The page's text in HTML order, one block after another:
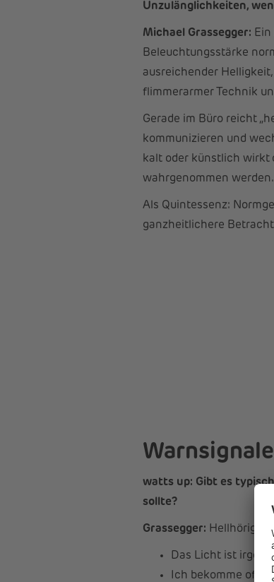
Unzulänglichkeiten,
Michael Grassegger:
Beleuchtungsstärke
ausreichender
flimmerarmer Technik
Gerade im Büro reicht
kommunizieren und
kalt oder künstlich wirkt
wahrgenommen werden.
Als Quintessenz:
ganzheitlichere
watts up: Gibt es
sollte?
Grassegger: Hellhörig
Das Licht ist
Ich bekomme oft